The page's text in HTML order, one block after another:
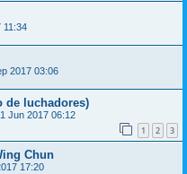
11:34
2017 03:06
de luchadores)
Jun 2017 06:12
1 2 3
Chun
17:20